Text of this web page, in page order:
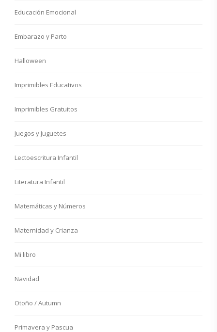
Educación Emocional
Embarazo y Parto
Halloween
Imprimibles Educativos
Imprimibles Gratuitos
Juegos y Juguetes
Lectoescritura Infantil
Literatura Infantil
Matemáticas y Números
Maternidad y Crianza
Mi libro
Navidad
Otoño / Autumn
Primavera y Pascua